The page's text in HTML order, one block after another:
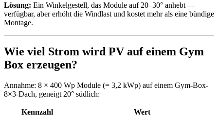
Lösung: Ein Winkelgestell, das Module auf 20–30° anhebt —
verfügbar, aber erhöht die Windlast und kostet mehr als eine bündige
Montage.
Wie viel Strom wird PV auf einem Gym
Box erzeugen?
Annahme: 8 × 400 Wp Module (= 3,2 kWp) auf einem Gym-Box-
8×3-Dach, geneigt 20° südlich:
Kennzahl
Wert